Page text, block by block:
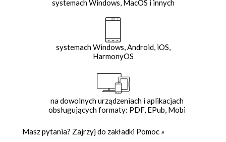
systemach Windows, MacOS i innych
systemach Windows, Android, iOS,
HarmonyOS
na dowolnych urządzeniach i aplikacjach
obsługujących formaty: PDF, EPub, Mobi
Masz pytania? Zajrzyj do zakładki Pomoc »